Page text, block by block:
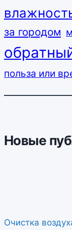
за городом
польза или
Новые
Очистка